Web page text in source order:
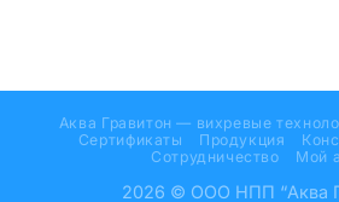
Аква Гравитон — вихревые
Сертификаты
Продукция
Сотрудничество
Мой
2026 © ООО НПП “Аква